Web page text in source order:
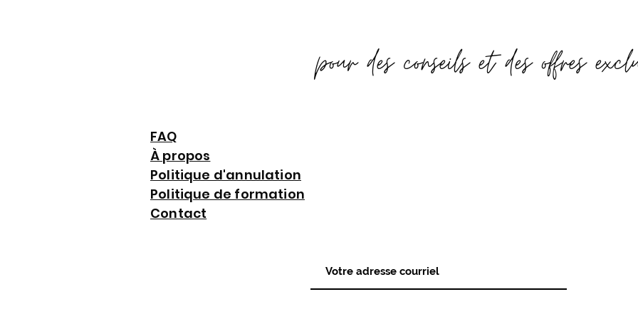
pour des conseils et des offres
FAQ
À propos
Politique d'annulation
Politique de formation
Contact